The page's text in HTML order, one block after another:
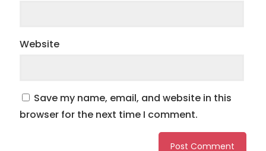
Website
Save my name, email, and website in this
browser for the next time I comment.